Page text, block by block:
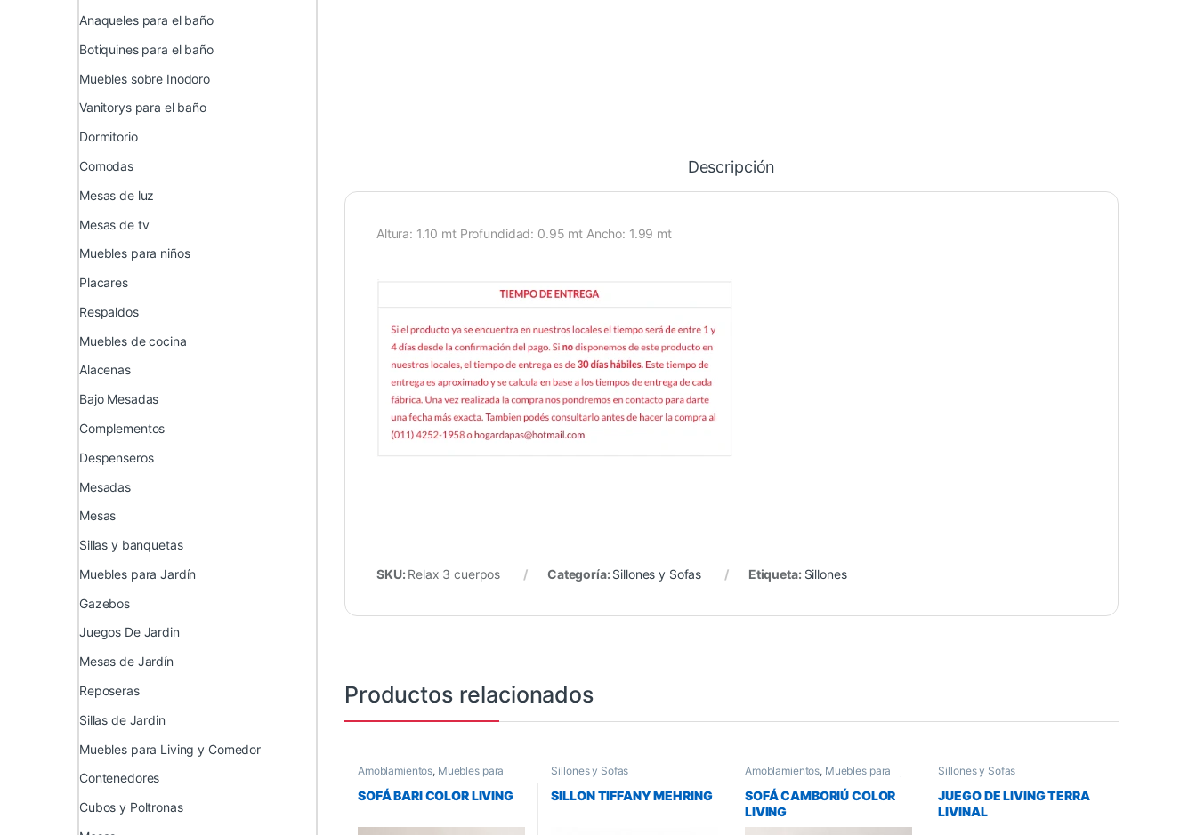
Descripción
Altura: 1.10 mt Profundidad: 0.95 mt Ancho: 1.99 mt
SKU: Relax 3 cuerpos Categoría: Sillones y Sofas Etiqueta: Sillones
Productos relacionados
Amoblamientos, Muebles para
Sillones y Sofas
SOFÁ BARI COLOR LIVING
Sillones y Sofas
SILLON TIFFANY MEHRING
Amoblamientos, Muebles para
Sillones y Sofas
SOFÁ CAMBORIÚ COLOR
LIVING
Sillones y Sofas
JUEGO DE LIVING TERRA
LIVINAL
Anaqueles para el baño
Botiquines para el baño
Muebles sobre Inodoro
Vanitorys para el baño
Dormitorio
Comodas
Mesas de luz
Mesas de tv
Muebles para niños
Placares
Respaldos
Muebles de cocina
Alacenas
Bajo Mesadas
Complementos
Despenseros
Mesadas
Mesas
Sillas y banquetas
Muebles para Jardín
Gazebos
Juegos De Jardin
Mesas de Jardín
Reposeras
Sillas de Jardin
Muebles para Living y Comedor
Contenedores
Cubos y Poltronas